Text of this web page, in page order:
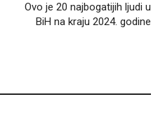
Ovo je 20 najbogatijih ljudi u
BiH na kraju 2024. godine